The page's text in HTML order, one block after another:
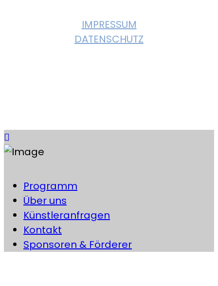
IMPRESSUM
DATENSCHUTZ
Programm
Über uns
Künstleranfragen
Kontakt
Sponsoren & Förderer